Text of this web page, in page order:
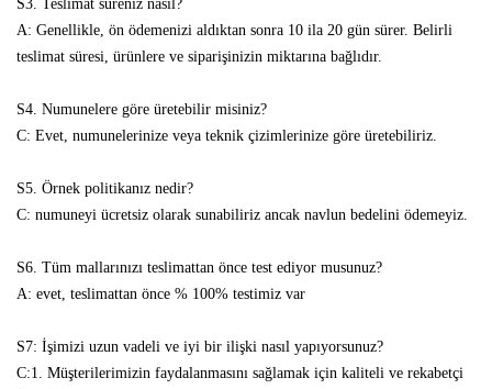
S3. Teslimat süreniz nasıl?
A: Genellikle, ön ödemenizi aldıktan sonra 10 ila 20 gün sürer. Belirli
teslimat süresi, ürünlere ve siparişinizin miktarına bağlıdır.
S4. Numunelere göre üretebilir misiniz?
C: Evet, numunelerinize veya teknik çizimlerinize göre üretebiliriz.
S5. Örnek politikanız nedir?
C: numuneyi ücretsiz olarak sunabiliriz ancak navlun bedelini ödemeyiz.
S6. Tüm mallarınızı teslimattan önce test ediyor musunuz?
A: evet, teslimattan önce % 100% testimiz var
S7: İşimizi uzun vadeli ve iyi bir ilişki nasıl yapıyorsunuz?
C:1. Müşterilerimizin faydalanmasını sağlamak için kaliteli ve rekabetçi